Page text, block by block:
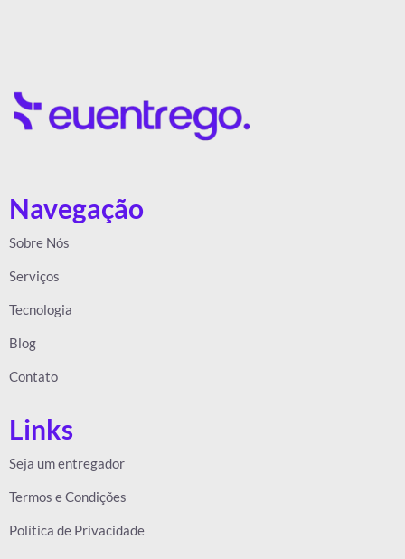
Navegação
Sobre Nós
Serviços
Tecnologia
Blog
Contato
Links
Seja um entregador
Termos e Condições
Política de Privacidade